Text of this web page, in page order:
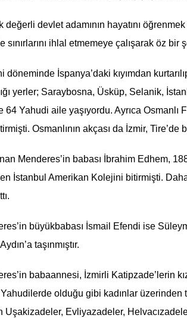
değerli devlet adamının hayatını
sınırlarını ihlal etmemeye çalışarak öz bir
döneminde İspanya’daki kıyımdan
yerler; Saraybosna, Üsküp, Selanik,
64 Yahudi aile yaşıyordu. Ayrıca
Osmanlının akçası da İzmir, Tire’de
Menderes’in babası İbrahim Edhem,
İstanbul Amerikan Kolejini bitirmişti.
büyükbabası İsmail Efendi ise
taşınmıştır.
babaannesi, İzmirli Katipzade’lerin
olduğu gibi kadınlar
Uşakizadeler, Evliyazadeler,